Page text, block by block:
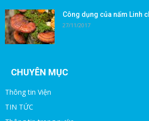
Công dụng của nấm Linh
27/11/2017
CHUYÊN MỤC
Thông tin Viện
TIN TỨC